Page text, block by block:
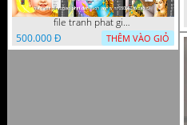
file tranh phat giao phat dan vuon lam ty ni 05052026 dao t3
500.000 Đ
THÊM VÀO GIỎ